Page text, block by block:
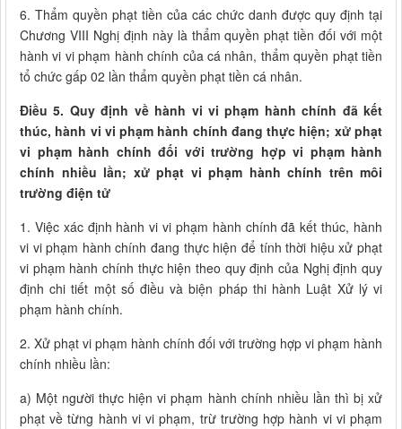
6. Thẩm quyền phạt tiền của các chức danh được quy định tại
Chương VIII Nghị định này là thẩm quyền phạt tiền đối với một
hành vi vi phạm hành chính của cá nhân, thẩm quyền phạt tiền
tổ chức gấp 02 lần thẩm quyền phạt tiền cá nhân.
Điều 5. Quy định về hành vi vi phạm hành chính đã kết
thúc, hành vi vi phạm hành chính đang thực hiện; xử phạt
vi phạm hành chính đối với trường hợp vi phạm hành
chính nhiều lần; xử phạt vi phạm hành chính trên môi
trường điện tử
1. Việc xác định hành vi vi phạm hành chính đã kết thúc, hành
vi vi phạm hành chính đang thực hiện để tính thời hiệu xử phạt
vi phạm hành chính thực hiện theo quy định của Nghị định quy
định chi tiết một số điều và biện pháp thi hành Luật Xử lý vi
phạm hành chính.
2. Xử phạt vi phạm hành chính đối với trường hợp vi phạm hành
chính nhiều lần:
a) Một người thực hiện vi phạm hành chính nhiều lần thì bị xử
phạt về từng hành vi vi phạm, trừ trường hợp hành vi vi phạm